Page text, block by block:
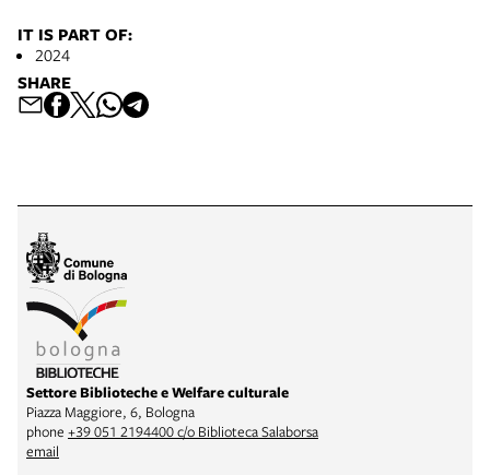
IT IS PART OF:
2024
SHARE
Settore Biblioteche e Welfare culturale
Piazza Maggiore, 6, Bologna
phone +39 051 2194400 c/o Biblioteca Salaborsa
email